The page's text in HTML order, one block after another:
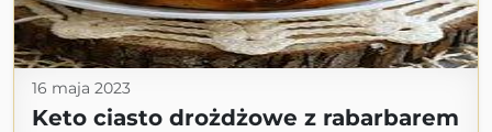
16 maja 2023
Keto ciasto drożdżowe z rabarbarem